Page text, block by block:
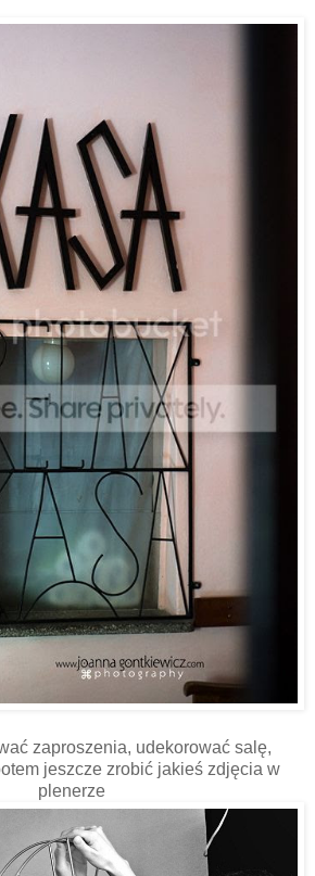
zaproszenia, udekorować salę,
jeszcze zrobić jakieś zdjęcia w
plenerze